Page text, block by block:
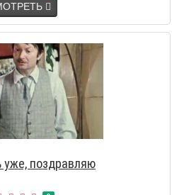
уже, поздравляю